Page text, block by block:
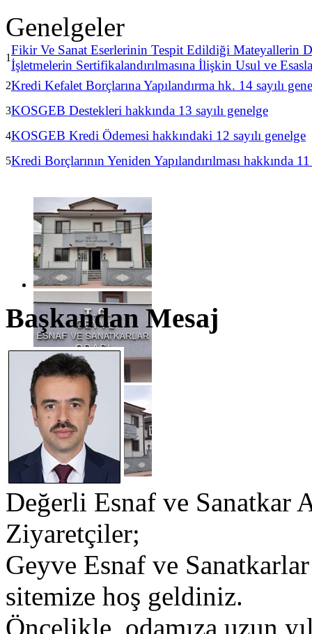
Genelgeler
1
Fikir Ve Sanat Eserlerinin Tespit Edildiği Mateyallerin
İşletmelerin Sertifikalandırılmasına İlişkin Usul ve
2Kredi Kefalet Borçlarına Yapılandırma hk. 14 sayılı
3KOSGEB Destekleri hakkında 13 sayılı genelge
4KOSGEB Kredi Ödemesi hakkındaki 12 sayılı genelge
5Kredi Borçlarının Yeniden Yapılandırılması hakkında 11
Başkandan Mesaj
Değerli Esnaf ve Sanatkar
Ziyaretçiler;
​Geyve Esnaf ve
sitemize hoş geldiniz.
​Öncelikle, odamıza uzun